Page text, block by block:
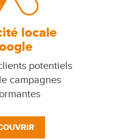
locale
potentiels
campagnes